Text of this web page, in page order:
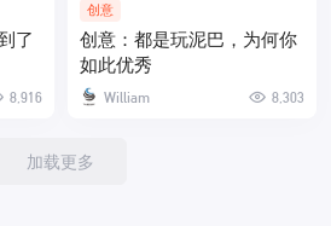
了
8,916
创意
创意：都是玩泥巴，为何你
如此优秀
William 8,303
加载更多